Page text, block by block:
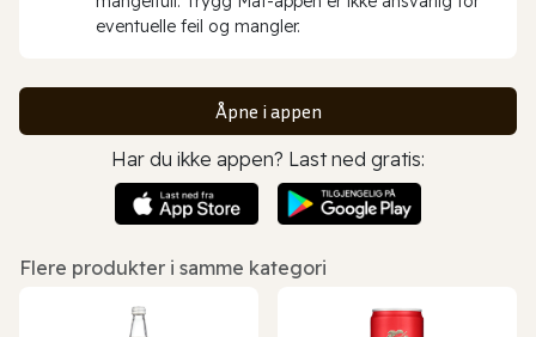
eventuelle feil og mangler.
Åpne i appen
Har du ikke appen? Last ned gratis:
Flere produkter i samme kategori